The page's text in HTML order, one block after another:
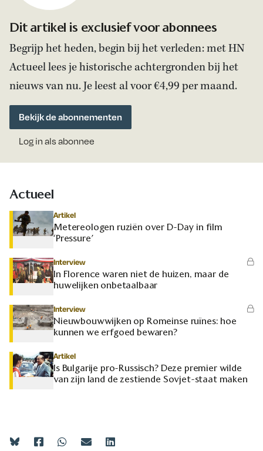
Dit artikel is exclusief voor abonnees
Begrijp het heden, begin bij het verleden: met HN
Actueel lees je historische achtergronden bij het
nieuws van nu. Je leest al voor €4,99 per maand.
Bekijk de abonnementen
Log in als abonnee
Actueel
Artikel
Metereologen ruziën over D-Day in film
‘Pressure’
Interview
In Florence waren niet de huizen, maar de
huwelijken onbetaalbaar
Interview
Nieuwbouwwijken op Romeinse ruïnes: hoe
kunnen we erfgoed bewaren?
Artikel
Is Bulgarije pro-Russisch? Deze premier wilde
van zijn land de zestiende Sovjet-staat maken